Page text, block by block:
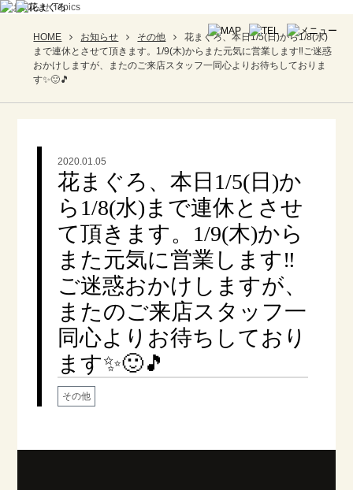
HOME お知らせ その他
花まぐろ、本日1/5(日)から1/8(水)
まで連休とさせて頂きます。1/9(木)からまた元気に営業します‼️ご迷惑
おかけしますが、またのご来店スタッフ一同心よりお待ちしておりま
す✨🙂🎵
2020.01.05
花まぐろ、本日1/5(日)か
ら1/8(水)まで連休とさせ
て頂きます。1/9(木)から
また元気に営業します‼️
ご迷惑おかけしますが、
またのご来店スタッフ一
同心よりお待ちしており
ます✨🙂🎵
その他